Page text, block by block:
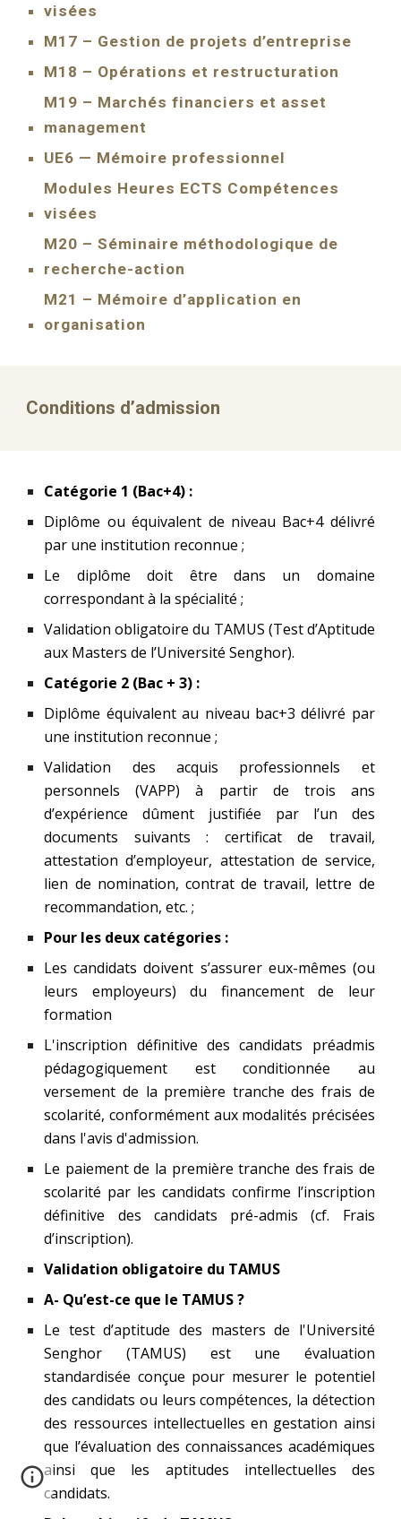
visées
M17 – Gestion de projets d’entreprise
M18 – Opérations et restructuration
M19 – Marchés financiers et asset
management
UE6 — Mémoire professionnel
Modules Heures ECTS Compétences
visées
M20 – Séminaire méthodologique de
recherche-action
M21 – Mémoire d’application en
organisation
Conditions d’admission
Catégorie 1 (Bac+4) :
Diplôme ou équivalent de niveau Bac+4 délivré
par une institution reconnue ;
Le diplôme doit être dans un domaine
correspondant à la spécialité ;
Validation obligatoire du TAMUS (Test d’Aptitude
aux Masters de l’Université Senghor).
Catégorie 2 (Bac + 3) :
Diplôme équivalent au niveau bac+3 délivré par
une institution reconnue ;
Validation des acquis professionnels et
personnels (VAPP) à partir de trois ans
d’expérience dûment justifiée par l’un des
documents suivants : certificat de travail,
attestation d’employeur, attestation de service,
lien de nomination, contrat de travail, lettre de
recommandation, etc. ;
Pour les deux catégories :
Les candidats doivent s’assurer eux-mêmes (ou
leurs employeurs) du financement de leur
formation
L'inscription définitive des candidats préadmis
pédagogiquement est conditionnée au
versement de la première tranche des frais de
scolarité, conformément aux modalités précisées
dans l'avis d'admission.
Le paiement de la première tranche des frais de
scolarité par les candidats confirme l’inscription
définitive des candidats pré-admis (cf. Frais
d’inscription).
Validation obligatoire du TAMUS
A- Qu’est-ce que le TAMUS ?
Le test d’aptitude des masters de l'Université
Senghor (TAMUS) est une évaluation
standardisée conçue pour mesurer le potentiel
des candidats ou leurs compétences, la détection
des ressources intellectuelles en gestation ainsi
que l’évaluation des connaissances académiques
ainsi que les aptitudes intellectuelles des
candidats.